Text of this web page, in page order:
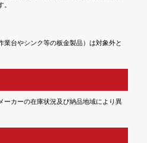
。
台やシンク等の板金製品）は対象外と
ーカーの在庫状況及び納品地域により異